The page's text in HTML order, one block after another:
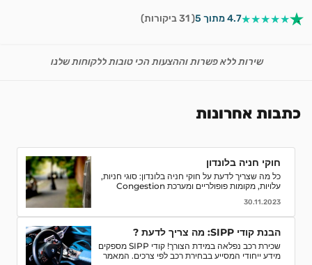
★★★★★4.7 מתוך 5 ( 31 ביקורות)
שירות ללא פשרות וההצעות הכי טובות ללקוחות שלנו
כתבות אחרונות
חוקי חניה בלונדון
כל מה שצריך לדעת על חוקי חניה בלונדון: סוגי חניות,
עלויות, מקומות פופולריים ומערכת Congestion
30.11.2023
הבנת קודי SIPP: מה צריך לדעת ?
שכירת רכב נפלאה במידת הצורך! קודי SIPP מספקים
מידע ייחודי המסייע בבחירת רכב לפי צרכים. המאמר